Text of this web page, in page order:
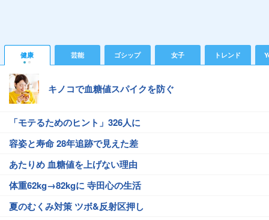
健康 芸能 ゴシップ 女子 トレンド
キノコで血糖値スパイクを防ぐ
「モテるためのヒント」326人に
容姿と寿命 28年追跡で見えた差
あたりめ 血糖値を上げない理由
体重62kg→82kgに 寺田心の生活
夏のむくみ対策 ツボ&反射区押し